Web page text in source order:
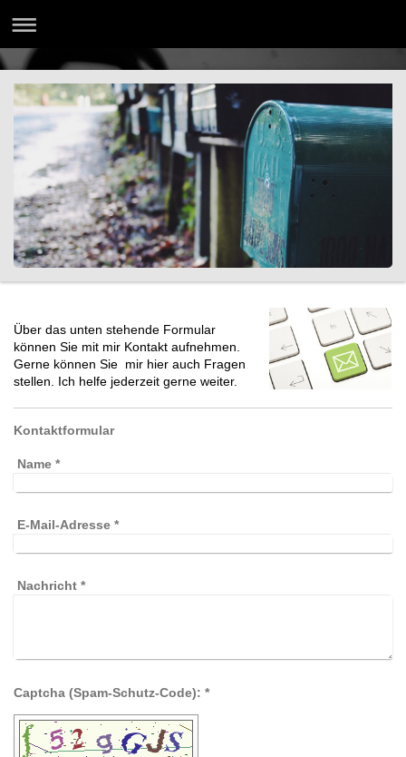
Über das unten stehende Formular
können Sie mit mir Kontakt aufnehmen.
Gerne können Sie mir hier auch Fragen
stellen. Ich helfe jederzeit gerne weiter.
Kontaktformular
Name *
E-Mail-Adresse *
Nachricht *
Captcha (Spam-Schutz-Code): *